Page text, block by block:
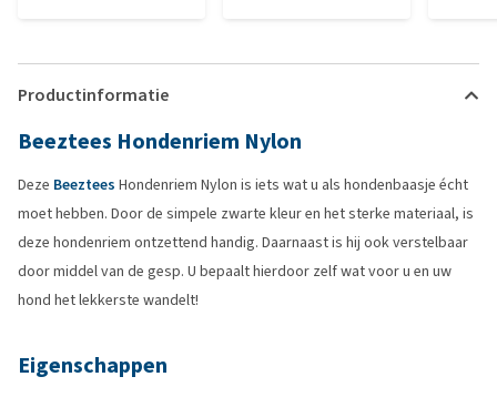
Productinformatie
Beeztees Hondenriem Nylon
Deze Beeztees Hondenriem Nylon is iets wat u als hondenbaasje écht
moet hebben. Door de simpele zwarte kleur en het sterke materiaal, is
deze hondenriem ontzettend handig. Daarnaast is hij ook verstelbaar
door middel van de gesp. U bepaalt hierdoor zelf wat voor u en uw
hond het lekkerste wandelt!
Eigenschappen